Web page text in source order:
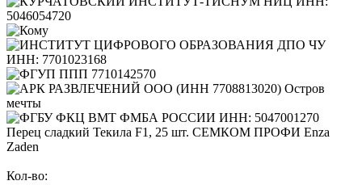
Перец сладкий Текила F1, 25 шт. СЕМКОМ ПРОФИ Enza
Zaden
Кол-во: